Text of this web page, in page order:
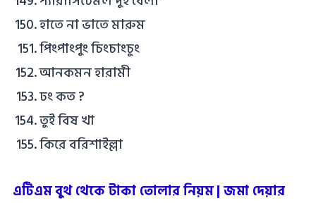
হাতে না ভাতে মারুম
পিংপাংপুং চিংচাংচুং
আনকমন হারামী
ঢং কত ?
তুই বিষ খা
কিরে বরিশাইল্লা
এটিএম বুথ থেকে টাকা তোলার নিয়ম | জমা দেয়ার